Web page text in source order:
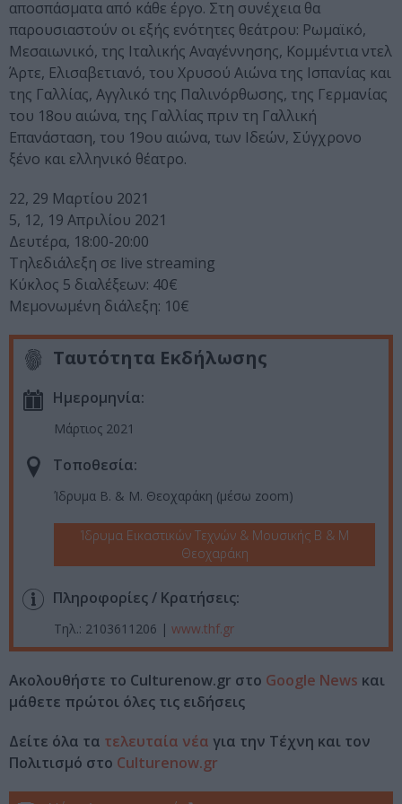
αποσπάσματα από κάθε έργο. Στη συνέχεια θα
παρουσιαστούν οι εξής ενότητες θεάτρου: Ρωμαϊκό,
Μεσαιωνικό, της Ιταλικής Αναγέννησης, Κομμέντια ντελ
Άρτε, Ελισαβετιανό, του Χρυσού Αιώνα της Ισπανίας και
της Γαλλίας, Αγγλικό της Παλινόρθωσης, της Γερμανίας
του 18ου αιώνα, της Γαλλίας πριν τη Γαλλική
Επανάσταση, του 19ου αιώνα, των Ιδεών, Σύγχρονο
ξένο και ελληνικό θέατρο.
22, 29 Μαρτίου 2021
5, 12, 19 Απριλίου 2021
Δευτέρα, 18:00-20:00
Τηλεδιάλεξη σε live streaming
Κύκλος 5 διαλέξεων: 40€
Μεμονωμένη διάλεξη: 10€
Ταυτότητα Εκδήλωσης
Ημερομηνία:
Μάρτιος 2021
Τοποθεσία:
Ίδρυμα Β. & Μ. Θεοχαράκη (μέσω zoom)
Ίδρυμα Εικαστικών Τεχνών & Μουσικής Β & Μ
Θεοχαράκη
Πληροφορίες / Κρατήσεις:
Τηλ.: 2103611206 | www.thf.gr
Ακολουθήστε το Culturenow.gr στο Google News και
μάθετε πρώτοι όλες τις ειδήσεις
Δείτε όλα τα τελευταία νέα για την Τέχνη και τον
Πολιτισμό στο Culturenow.gr